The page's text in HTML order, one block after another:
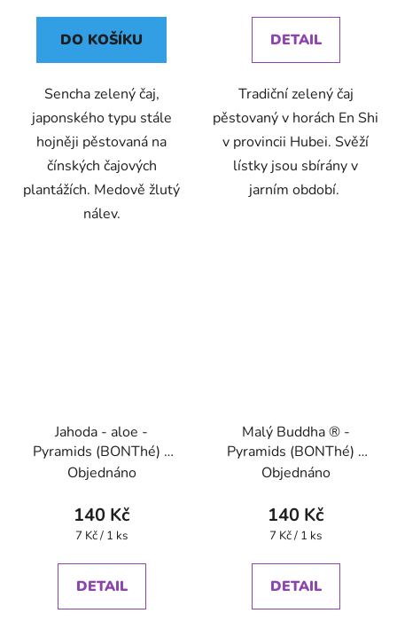
DO KOŠÍKU
Sencha zelený čaj,
japonského typu stále
hojněji pěstovaná na
čínských čajových
plantážích. Medově žlutý
nálev.
DETAIL
Tradiční zelený čaj
pěstovaný v horách En Shi
v provincii Hubei. Svěží
lístky jsou sbírány v
jarním období.
Jahoda - aloe -
Pyramids (BONThé) -
Oxalis
Objednáno
140 Kč
Měrná
7 Kč / 1 ks
DETAIL
Malý Buddha ® -
Pyramids (BONThé) -
Oxalis
Objednáno
140 Kč
Měrná
7 Kč / 1 ks
DETAIL